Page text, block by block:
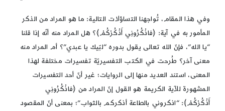
وفي هذا المقام، تُواجهنا التساؤلات التالية: ما هو المراد من الذكر
المأمور به في آية: ﴿فاذْكُرُونِي أَذْكُرْكُمْ﴾؟ هل المراد منه أنّه إذا قلنا
“يا الله”، فإنّ الله تعالى يقول بدوره “لبّيك يا عبدي”؟ أم المراد منه
معنى آخر؟ طُرحت في الكتب التفسيريّة تفسيرات مختلفة لهذا
المعنى، استند العديد منها إلى الروايات؛ غير أنّ أحد التفسيرات
المشهورة للآية الكريمة هو القول إنّ المراد من ﴿فاذْكُرُونِي
أَذْكُرْكُمْ﴾: “اذكروني بالطاعة أذكركم بالثواب”؛ بمعنى أنّ المقصود